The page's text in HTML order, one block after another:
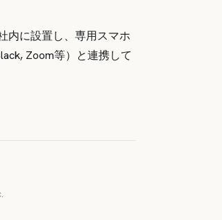
内に設置し、専用スマホ
Zoom等）と連携して